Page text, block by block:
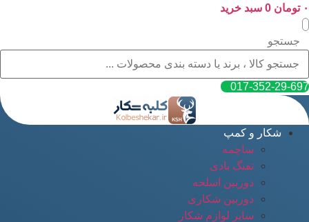
پرش
به
محتوا
۰ تومان 0 سبد خرید
جستجو
017-352-29-697
شکار و کمپ
ساچمه
تفنگ بادی
دوربین اسلحه
دوربین شکاری
سایر لوازم شکار